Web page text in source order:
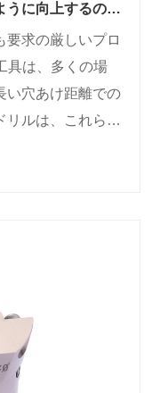
うに向上するので
要求の厳しいプロ
具は、多くの場
い穴あけ距離での
リルは、これらの
ドリルが卓越し